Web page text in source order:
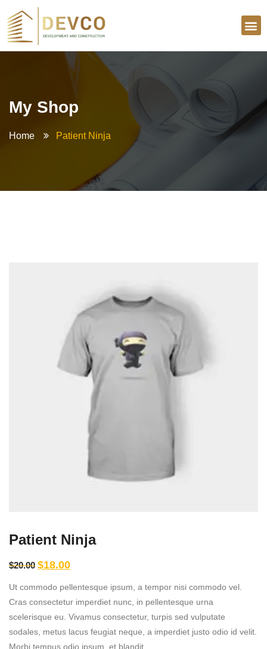
My Shop
Home Patient Ninja
Patient Ninja
$20.00 $18.00
Ut commodo pellentesque ipsum, a tempor nisi commodo vel.
Cras consectetur imperdiet nunc, in pellentesque urna
scelerisque eu. Vivamus consectetur, turpis sed vulputate
sodales, metus lacus feugiat neque, a imperdiet justo odio id velit.
Morbi tempus odio ipsum, et blandit.